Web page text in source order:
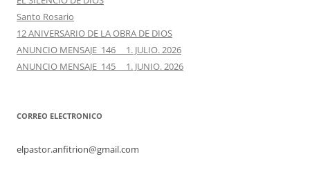
Santo Rosario
12 ANIVERSARIO DE LA OBRA DE DIOS
ANUNCIO MENSAJE 146 1. JULIO. 2026
ANUNCIO MENSAJE 145 1. JUNIO. 2026
CORREO ELECTRONICO
elpastor.anfitrion@gmail.com